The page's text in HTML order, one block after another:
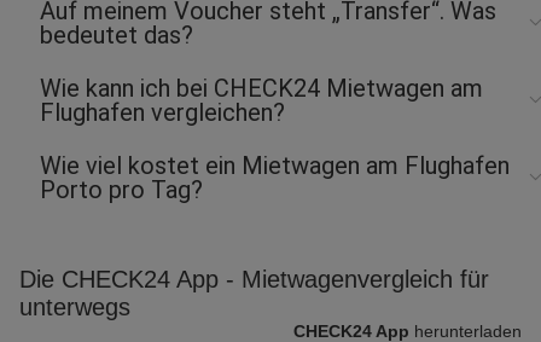
Auf meinem Voucher steht „Transfer“. Was
bedeutet das?
Wie kann ich bei CHECK24 Mietwagen am
Flughafen vergleichen?
Wie viel kostet ein Mietwagen am Flughafen
Porto pro Tag?
Die CHECK24 App - Mietwagenvergleich für
unterwegs
CHECK24 App herunterladen